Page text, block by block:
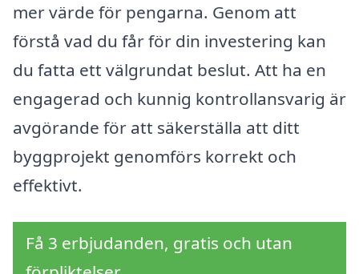
mer värde för pengarna. Genom att
förstå vad du får för din investering kan
du fatta ett välgrundat beslut. Att ha en
engagerad och kunnig kontrollansvarig är
avgörande för att säkerställa att ditt
byggprojekt genomförs korrekt och
effektivt.
Få 3 erbjudanden, gratis och utan